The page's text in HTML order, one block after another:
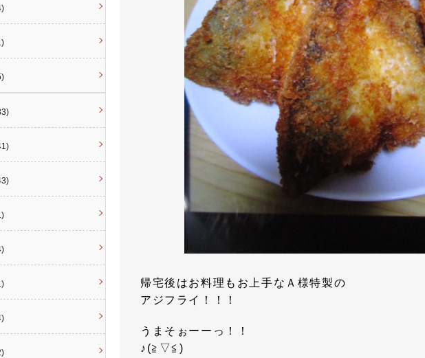
帰宅後はお料理もお上手なＡ様特製の
アジフライ！！！
うまそぉーーっ！！
♪(≧▽≦)